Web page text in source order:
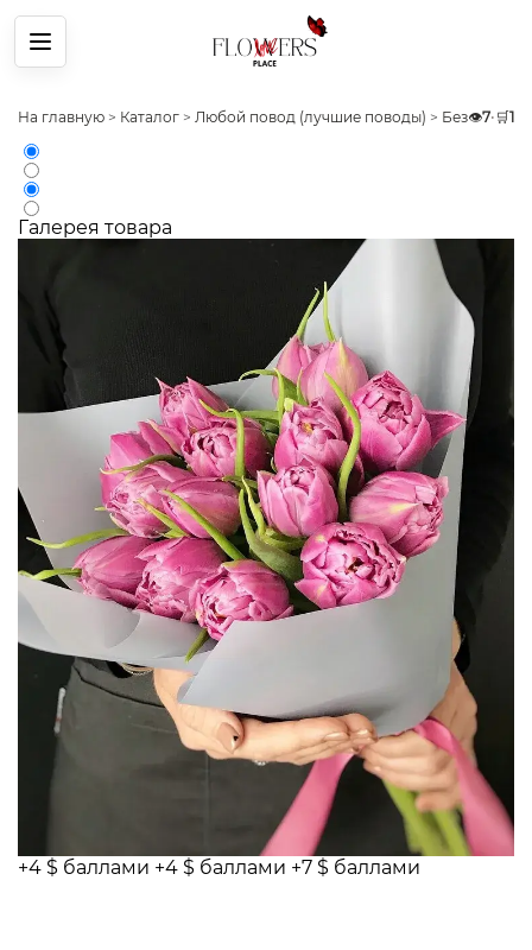
Меню
На главную > Каталог > Любой повод (лучшие поводы) > Без повода
👁️7• 🛒1
Галерея товара
+4 $ баллами +4 $ баллами +7 $ баллами